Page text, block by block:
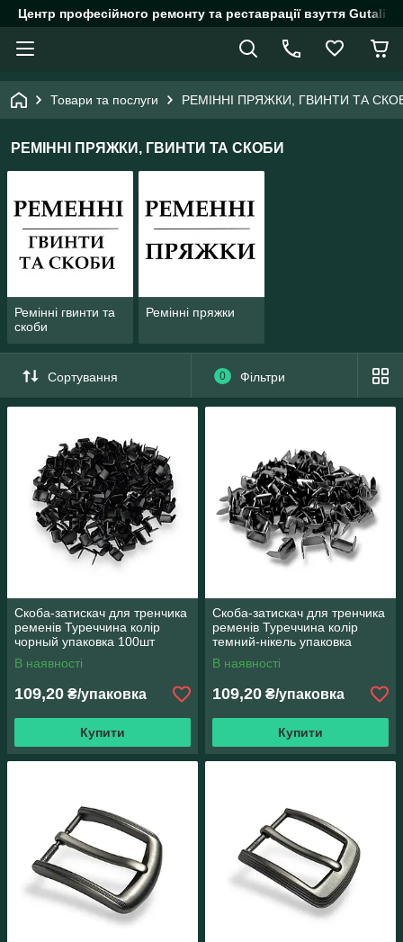
Центр професійного ремонту та реставрації взуття
Товари та послуги РЕМІННІ ПРЯЖКИ, ГВИНТИ ТА
РЕМІННІ ПРЯЖКИ, ГВИНТИ ТА СКОБИ
Ремінні гвинти та
скоби
Ремінні пряжки
Сортування 0 Фільтри
Скоба-затискач для тренчика
ременів Туреччина колір
чорный упаковка 100шт
В наявності
109,20 ₴/упаковка
Купити
Скоба-затискач для тренчика
ременів Туреччина колір
темний-нікель упаковка
100шт
В наявності
109,20 ₴/упаковка
Купити